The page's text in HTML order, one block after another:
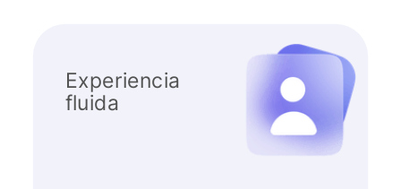
Experiencia
fluida